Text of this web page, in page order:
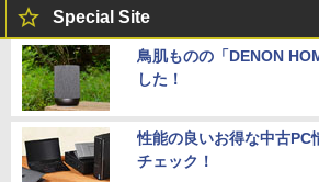
Special Site
鳥肌ものの「DENON
した！
性能の良いお得な中古PC
チェック！